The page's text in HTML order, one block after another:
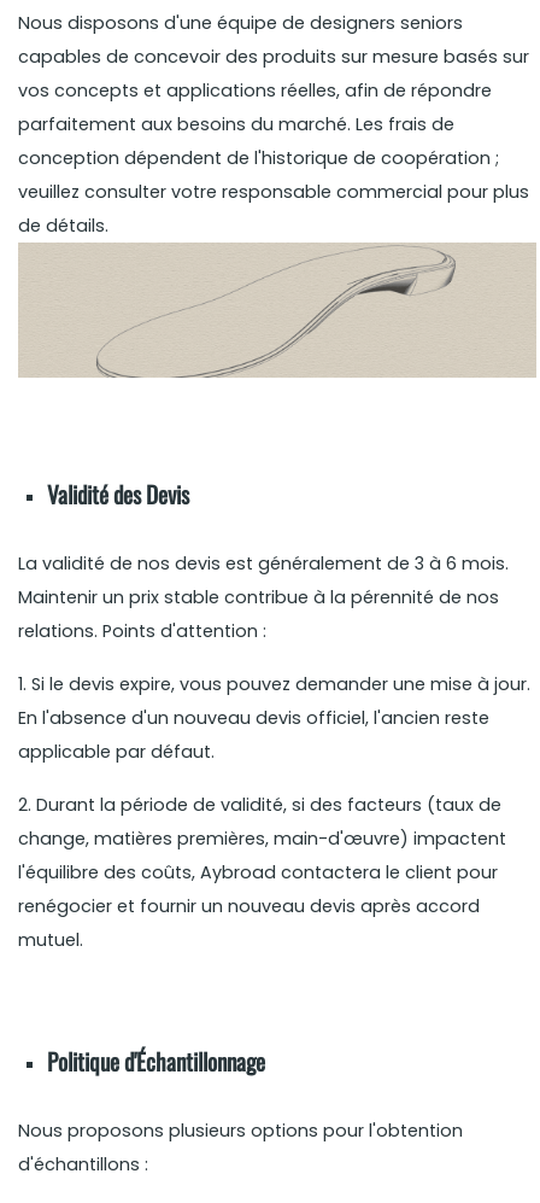
Nous disposons d'une équipe de designers seniors
capables de concevoir des produits sur mesure basés sur
vos concepts et applications réelles, afin de répondre
parfaitement aux besoins du marché. Les frais de
conception dépendent de l'historique de coopération ;
veuillez consulter votre responsable commercial pour plus
de détails.
Validité des Devis
La validité de nos devis est généralement de 3 à 6 mois.
Maintenir un prix stable contribue à la pérennité de nos
relations. Points d'attention :
1. Si le devis expire, vous pouvez demander une mise à jour.
En l'absence d'un nouveau devis officiel, l'ancien reste
applicable par défaut.
2. Durant la période de validité, si des facteurs (taux de
change, matières premières, main-d'œuvre) impactent
l'équilibre des coûts, Aybroad contactera le client pour
renégocier et fournir un nouveau devis après accord
mutuel.
Politique d'Échantillonnage
Nous proposons plusieurs options pour l'obtention
d'échantillons :